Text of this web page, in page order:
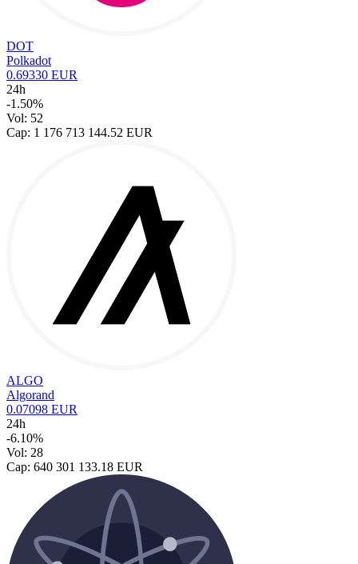
DOT
Polkadot
0.69330 EUR
24h
-1.50%
Vol: 52
Cap: 1 176 713 144.52 EUR
ALGO
Algorand
0.07098 EUR
24h
-6.10%
Vol: 28
Cap: 640 301 133.18 EUR